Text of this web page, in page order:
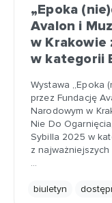
„Epoka
Avalon i
w Krakowie
w kategorii
Wystawa „Epoka
przez Fundację
Narodowym w
Nie Do
Sybilla 2025 w
z
…
biuletyn